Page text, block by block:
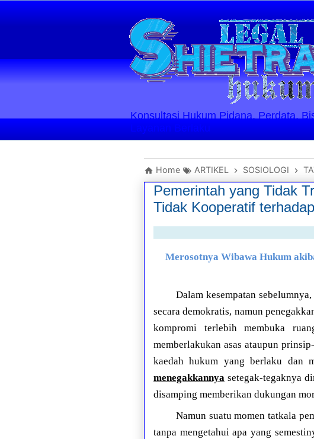
Konsultasi Hukum Pidana, Perdata,
Layanan Berlaku
Home ARTIKEL SOSIOLOGI
Pemerintah yang Tidak
Tidak Kooperatif
Merosotnya Wibawa Hukum
Dalam kesempatan
secara demokratis, namun
kompromi terlebih membuka
memberlakukan asas ataupun
kaedah hukum yang berlaku dan
menegakkannya setegak-tegaknya
disamping memberikan dukungan
Namun suatu momen tatkala
tanpa mengetahui apa yang